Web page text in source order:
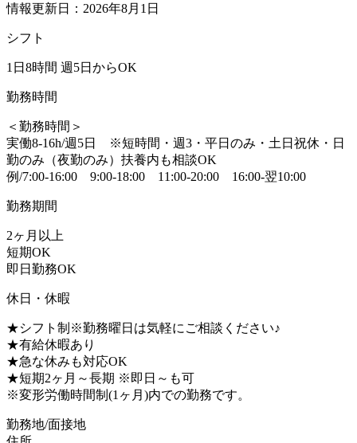
情報更新日：2026年8月1日
シフト
1日8時間 週5日からOK
勤務時間
＜勤務時間＞
実働8-16h/週5日 ※短時間・週3・平日のみ・土日祝休・日
勤のみ（夜勤のみ）扶養内も相談OK
例/7:00-16:00 9:00-18:00 11:00-20:00 16:00-翌10:00
勤務期間
2ヶ月以上
短期OK
即日勤務OK
休日・休暇
★シフト制※勤務曜日は気軽にご相談ください♪
★有給休暇あり
★急な休みも対応OK
★短期2ヶ月～長期 ※即日～も可
※変形労働時間制(1ヶ月)内での勤務です。
勤務地/面接地